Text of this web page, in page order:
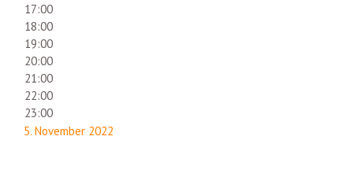
17:00
18:00
19:00
20:00
21:00
22:00
23:00
5. November 2022